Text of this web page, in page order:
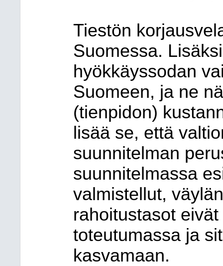
Tiestön
Suomessa.
hyökkäyssodan
Suomeen, ja ne
(tienpidon)
lisää se, että
suunnitelman
suunnitelmassa
valmistellut,
rahoitustasot
toteutumassa ja
kasvamaan.